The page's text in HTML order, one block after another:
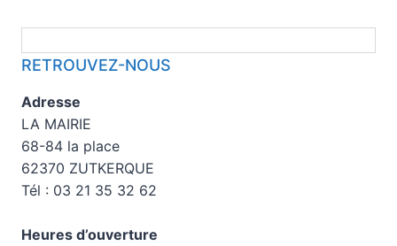
RETROUVEZ-NOUS
Adresse
LA MAIRIE
68-84 la place
62370 ZUTKERQUE
Tél : 03 21 35 32 62
Heures d’ouverture